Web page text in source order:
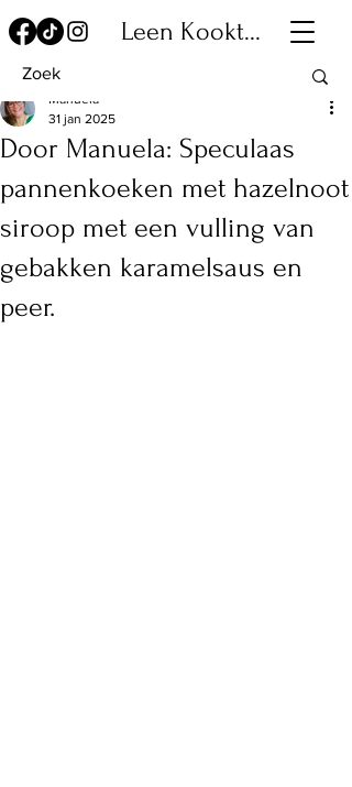
Leen Kookt...
Door Manuela: Speculaas
pannenkoeken met hazelnoot
siroop met een vulling van
gebakken karamelsaus en
peer.
Manuela
31 jan 2025